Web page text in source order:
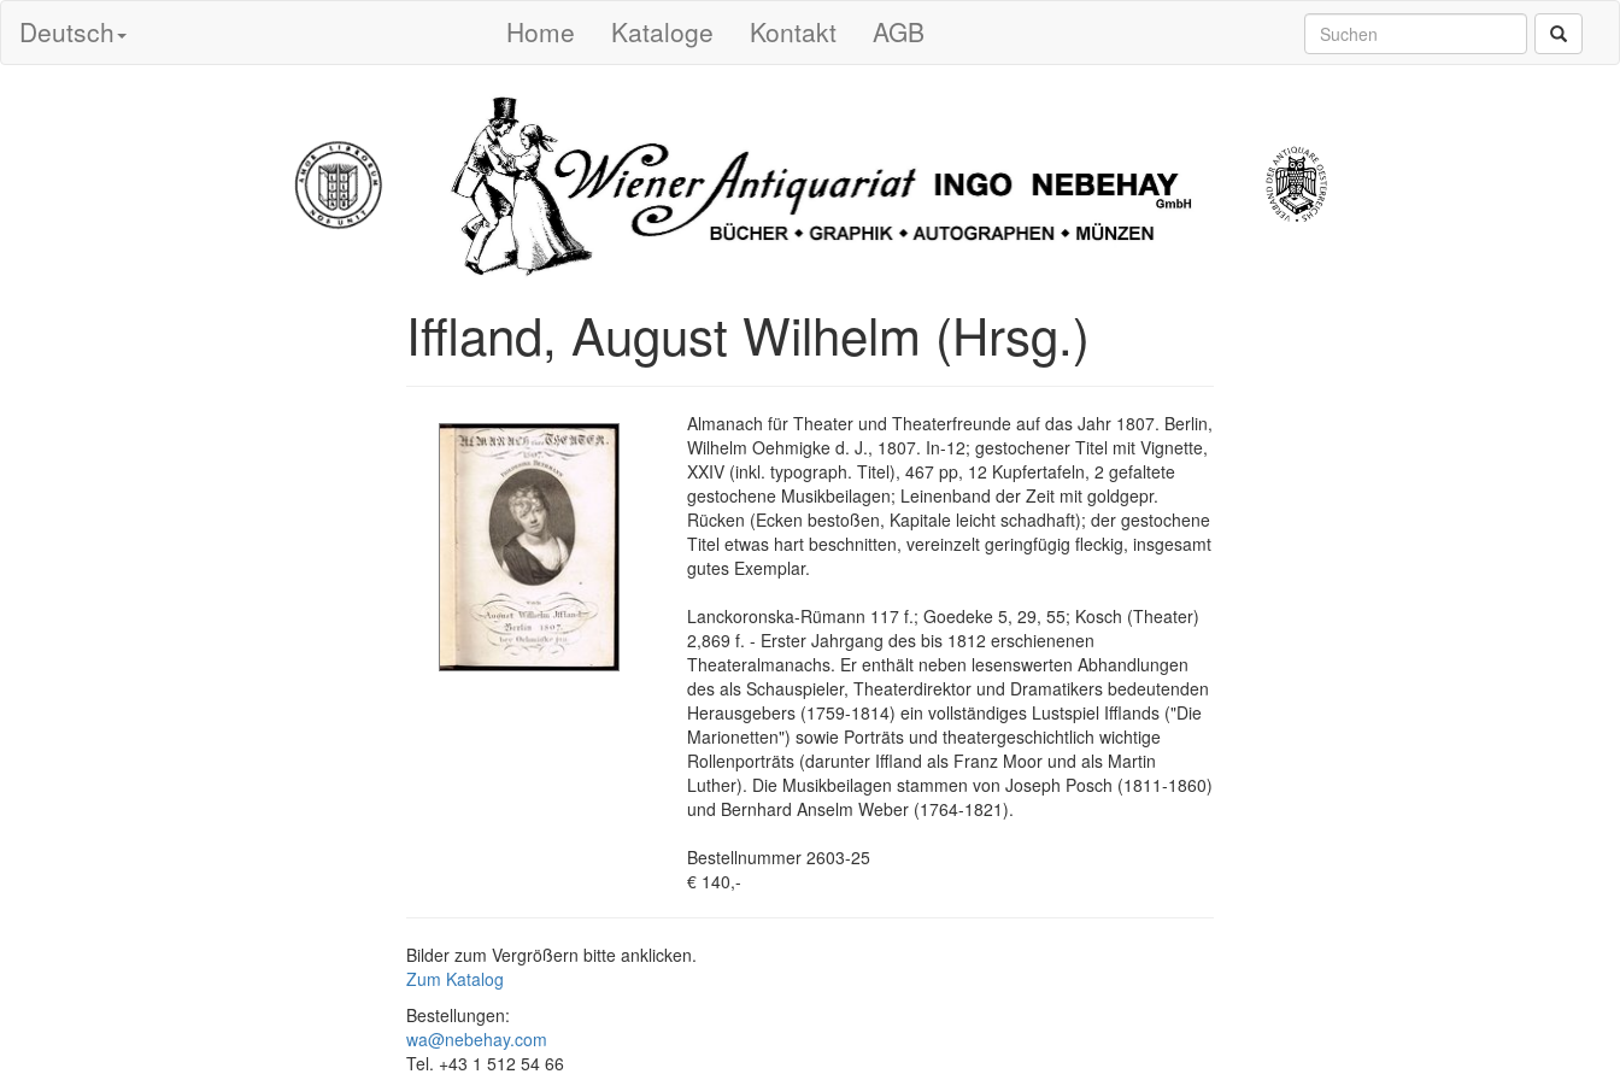
Deutsch Home Kataloge Kontakt AGB
Iffland, August Wilhelm (Hrsg.)
Almanach für Theater und Theaterfreunde auf das Jahr 1807. Berlin,
Wilhelm Oehmigke d. J., 1807. In-12; gestochener Titel mit Vignette,
XXIV (inkl. typograph. Titel), 467 pp, 12 Kupfertafeln, 2 gefaltete
gestochene Musikbeilagen; Leinenband der Zeit mit goldgepr.
Rücken (Ecken bestoßen, Kapitale leicht schadhaft); der gestochene
Titel etwas hart beschnitten, vereinzelt geringfügig fleckig, insgesamt
gutes Exemplar.
Lanckoronska-Rümann 117 f.; Goedeke 5, 29, 55; Kosch (Theater)
2,869 f. - Erster Jahrgang des bis 1812 erschienenen
Theateralmanachs. Er enthält neben lesenswerten Abhandlungen
des als Schauspieler, Theaterdirektor und Dramatikers bedeutenden
Herausgebers (1759-1814) ein vollständiges Lustspiel Ifflands ("Die
Marionetten") sowie Porträts und theatergeschichtlich wichtige
Rollenporträts (darunter Iffland als Franz Moor und als Martin
Luther). Die Musikbeilagen stammen von Joseph Posch (1811-1860)
und Bernhard Anselm Weber (1764-1821).
Bestellnummer 2603-25
€ 140,-
Bilder zum Vergrößern bitte anklicken.
Zum Katalog
Bestellungen:
wa@nebehay.com
Tel. +43 1 512 54 66